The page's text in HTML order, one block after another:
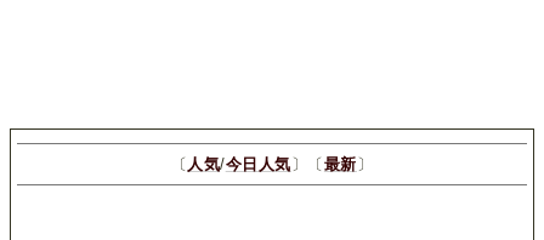
〔 人気/今日人気 〕〔 最新 〕